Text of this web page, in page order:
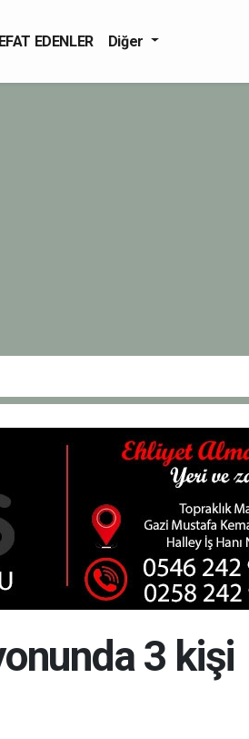
EDENLER Diğer
3 kişi